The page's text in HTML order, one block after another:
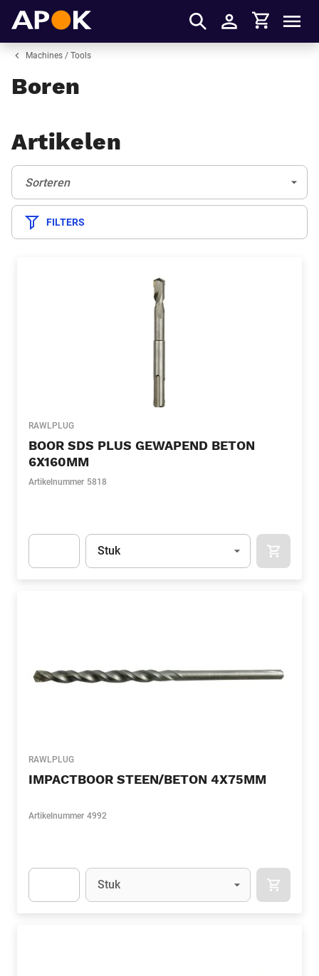
Inloggen
Winkelmandje
Machines / Tools
Boren
Artikelen
Sorteren:
Sorteren
FILTERS
RAWLPLUG
BOOR SDS PLUS GEWAPEND BETON
6X160MM
Artikelnummer 5818
Eenheid
Stuk
RAWLPLUG
IMPACTBOOR STEEN/BETON 4X75MM
Artikelnummer 4992
Eenheid
Stuk